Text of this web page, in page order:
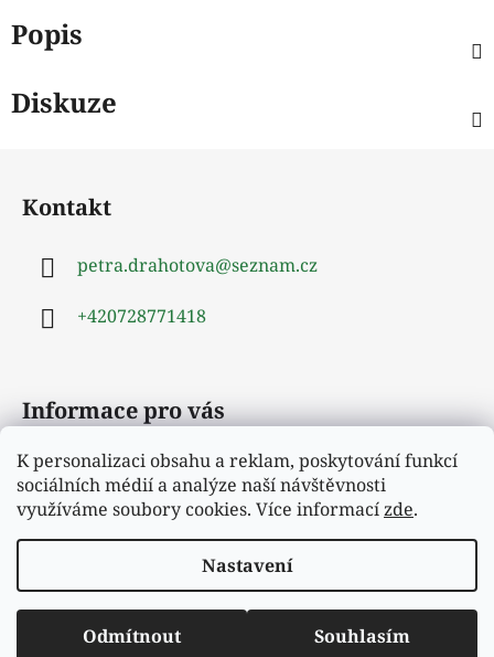
K personalizaci obsahu a reklam, poskytování funkcí
sociálních médií a analýze naší návštěvnosti
využíváme soubory cookies. Více informacízde.
Nastavení
Odmítnout Souhlasím
Popis
Diskuze
Kontakt
petra.drahotova@seznam.cz
+420728771418
Informace pro vás
Obchodní podmínky
Podmínky ochrany osobních údajů
Moje objednávka
Vytvořil Shoptet
Copyright 2026Hejrup
. Všechna práva vyhrazena.